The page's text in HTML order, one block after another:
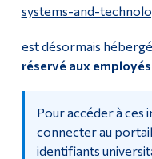
Laboratoires
Politiques et formulaires
Journée Moodle
systems-and-
est désormais
réservé aux
Pour accéder à ces
connecter au
identifiants